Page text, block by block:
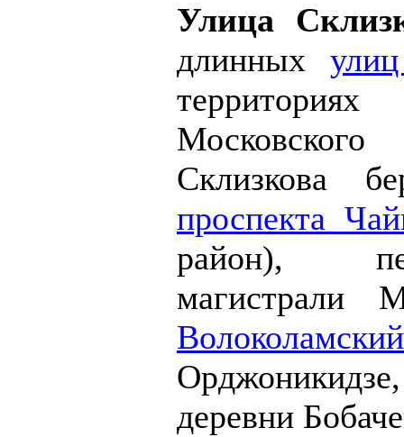
Улица
длинных
Склизкова
проспекта
район),
магистрали
деревни